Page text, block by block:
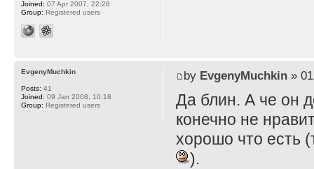
Joined: 07 Apr 2007, 22:28
Group: Registered users
by EvgenyMuchkin» 01
Да блин. А че он
конечно не
хорошо что есть
).
EvgenyMuchkin
Posts: 41
Joined: 09 Jan 2008, 10:18
Group: Registered users